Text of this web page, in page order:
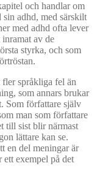
och handlar om
adhd, med särskilt
med adhd ofta lever
av de
styrka, och som
fler språkliga fel än
som annars brukar
Som författare själv
man som författare
till sist blir närmast
lättare kan se.
en del meningar är
exempel på det